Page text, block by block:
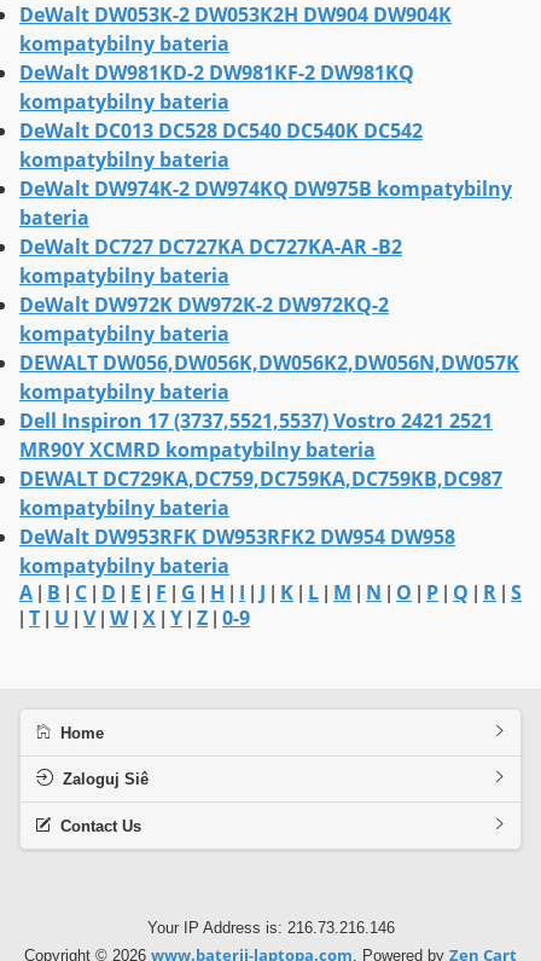
DeWalt DW053K-2 DW053K2H DW904 DW904K
kompatybilny bateria
DeWalt DW981KD-2 DW981KF-2 DW981KQ
kompatybilny bateria
DeWalt DC013 DC528 DC540 DC540K DC542
kompatybilny bateria
DeWalt DW974K-2 DW974KQ DW975B kompatybilny
bateria
DeWalt DC727 DC727KA DC727KA-AR -B2
kompatybilny bateria
DeWalt DW972K DW972K-2 DW972KQ-2
kompatybilny bateria
DEWALT DW056,DW056K,DW056K2,DW056N,DW057K
kompatybilny bateria
Dell Inspiron 17 (3737,5521,5537) Vostro 2421 2521
MR90Y XCMRD kompatybilny bateria
DEWALT DC729KA,DC759,DC759KA,DC759KB,DC987
kompatybilny bateria
DeWalt DW953RFK DW953RFK2 DW954 DW958
kompatybilny bateria
A B C D E F G H I J K L M N O P Q R S
T U V| W| X Y Z 0-9
Home
Zaloguj Siê
Contact Us
Your IP Address is: 216.73.216.146
Copyright © 2026 www.baterii-laptopa.com. Powered by Zen Cart